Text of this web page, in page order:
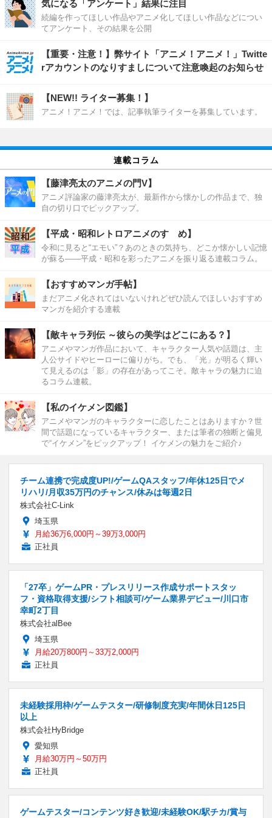
気になる「アンケート」結果に注目
続編を作ってほしい作品やアニメ化してほしい作品などについ
てアンケート、その結果を公開
【重要・注意！】弊サイト「アニメ！アニメ！」Twitte
rアカウントのなりすましについて注意喚起のお知らせ
【NEW!! ライター募集！】
アニメ！アニメ！では、記事執筆ライターを募集しています。
連載コラム
【藤津亮太のアニメの門V】
アニメ評論家の藤津亮太が、最新作から懐かしの作品まで、独
自の切り口でピックアップ。
【平成・昭和レトロアニメのすゝめ】
令和に見ると“エモい”？あのときの気持ち、どこか懐かしい記憶
が蘇る――平成・昭和を彩ったアニメを振り返る連載コラム。
【おすすめマンガ手帖】
まだアニメ化されてはいないけれどぜひ読んでほしいおすすめ
マンガを紹介する連載
【敵キャラ列伝 ～彼らの美学はどこにある？】
アニメやマンガ作品において、キャラクター人気や話題は、主
人公サイドやヒーローに偏りがち。でも、「光」が明るく輝い
て見えるのは「影」の存在があってこそ。敵キャラの魅力に迫
るコラム連載。
【私のイケメン図鑑】
アニメやマンガのキャラクターに恋したことはありますか？世
間で話題になっているキャラクター、または筆者の独断と偏見
で“イケメン”をピックアップ！ イケメンの魅力をご紹介♪
チーム連携で完成度UP!/ゲームQAスタッフ/年休125日でメ
リハリ/月収35万円のチャンス/休みは毎週2日
株式会社C-Link
埼玉県
月給36万6,000円～39万3,000円
正社員
「27卒」ゲームPR・プレスリリース作成サポートスタッ
フ・資格取得支援/シフト相談可/ゲーム業界デビュー/川口市
幸町2丁目
株式会社alBee
埼玉県
月給20万800円～33万2,000円
正社員
未経験採用枠/ゲームテスター/研修制度充実/年間休日125日
以上
株式会社HyBridge
愛知県
月給30万円～50万円
正社員
ゲームテスター/コンテンツ好き歓迎/未経験OK/駅チカ/賞与